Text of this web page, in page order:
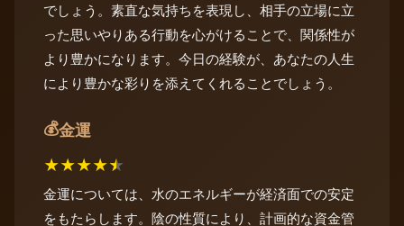
でしょう。素直な気持ちを表現し、相手の立場に立
った思いやりある行動を心がけることで、関係性が
より豊かになります。今日の経験が、あなたの人生
により豊かな彩りを添えてくれることでしょう。
💰金運
★★★★★
金運については、水のエネルギーが経済面での安定
をもたらします。陰の性質により、計画的な資金管